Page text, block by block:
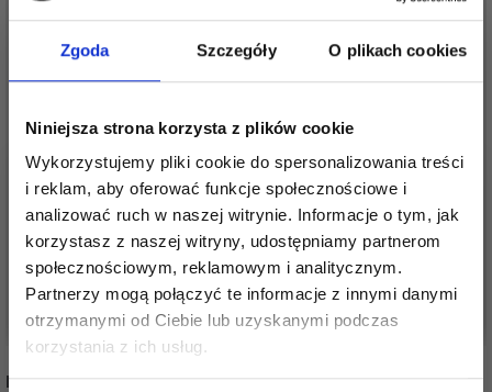
Zgoda Szczegóły O plikach cookies
Niniejsza strona korzysta z plików cookie
Wykorzystujemy pliki cookie do spersonalizowania treści
i reklam, aby oferować funkcje społecznościowe i
analizować ruch w naszej witrynie. Informacje o tym, jak
korzystasz z naszej witryny, udostępniamy partnerom
społecznościowym, reklamowym i analitycznym.
Partnerzy mogą połączyć te informacje z innymi danymi
otrzymanymi od Ciebie lub uzyskanymi podczas
korzystania z ich usług.
DROPS FLOWER RED
15 MM (NR 617)
2,60 zł
Dodaj do koszyka
DROPS FLOWER
WHITE 15 MM (NR 600)
1,90 zł
Dodaj do koszyka
INNI TEŻ WIDZIELI
Oszczędź nawet do 50%